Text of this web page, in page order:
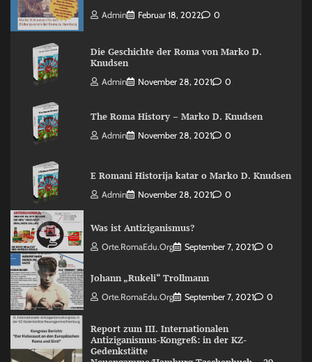
Admin Februar 18, 2022 0
Die Geschichte der Roma von Marko D.
Knudsen
Admin November 28, 2021 0
The Roma History – Marko D. Knudsen
Admin November 28, 2021 0
E Romani Historija katar o Marko D. Knudsen
Admin November 28, 2021 0
Was ist Antiziganismus?
Orte.RomaEdu.org September 7, 2021 0
Johann „Rukeli“ Trollmann
Orte.RomaEdu.org September 7, 2021 0
Report zum III. Internationalen
Antiziganismus-Kongreß: in der KZ-
Gedenkstätte